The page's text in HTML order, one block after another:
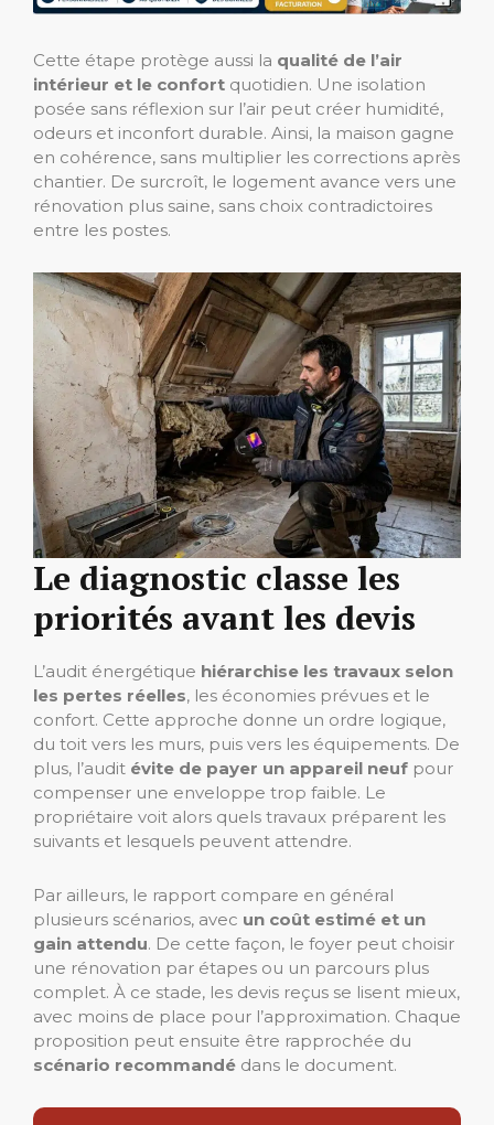
Cette étape protège aussi la qualité de l’air
intérieur et le confort quotidien. Une isolation
posée sans réflexion sur l’air peut créer humidité,
odeurs et inconfort durable. Ainsi, la maison gagne
en cohérence, sans multiplier les corrections après
chantier. De surcroît, le logement avance vers une
rénovation plus saine, sans choix contradictoires
entre les postes.
Le diagnostic classe les
priorités avant les devis
L’audit énergétique hiérarchise les travaux selon
les pertes réelles, les économies prévues et le
confort. Cette approche donne un ordre logique,
du toit vers les murs, puis vers les équipements. De
plus, l’audit évite de payer un appareil neuf pour
compenser une enveloppe trop faible. Le
propriétaire voit alors quels travaux préparent les
suivants et lesquels peuvent attendre.
Par ailleurs, le rapport compare en général
plusieurs scénarios, avec un coût estimé et un
gain attendu. De cette façon, le foyer peut choisir
une rénovation par étapes ou un parcours plus
complet. À ce stade, les devis reçus se lisent mieux,
avec moins de place pour l’approximation. Chaque
proposition peut ensuite être rapprochée du
scénario recommandé dans le document.